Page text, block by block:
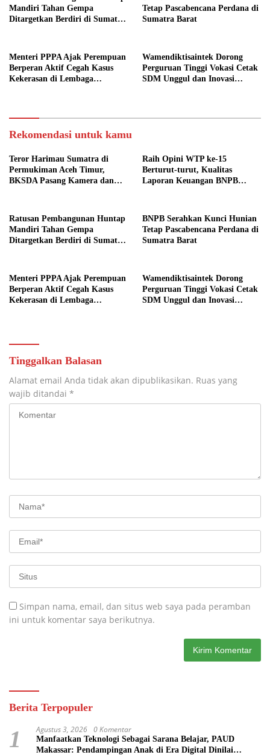
Mandiri Tahan Gempa
Ditargetkan Berdiri di Sumatra
Tetap Pascabencana Perdana di
Sumatra Barat
Menteri PPPA Ajak Perempuan
Berperan Aktif Cegah Kasus
Kekerasan di Lembaga
Wamendiktisaintek Dorong
Perguruan Tinggi Vokasi Cetak
SDM Unggul dan Inovasi
Rekomendasi untuk kamu
Teror Harimau Sumatra di
Permukiman Aceh Timur,
BKSDA Pasang Kamera dan
Raih Opini WTP ke-15
Berturut-turut, Kualitas
Laporan Keuangan BNPB
Ratusan Pembangunan Huntap
Mandiri Tahan Gempa
Ditargetkan Berdiri di Sumatra
BNPB Serahkan Kunci Hunian
Tetap Pascabencana Perdana di
Sumatra Barat
Menteri PPPA Ajak Perempuan
Berperan Aktif Cegah Kasus
Kekerasan di Lembaga
Wamendiktisaintek Dorong
Perguruan Tinggi Vokasi Cetak
SDM Unggul dan Inovasi
Tinggalkan Balasan
Alamat email Anda tidak akan dipublikasikan. Ruas yang
wajib ditandai *
Simpan nama, email, dan situs web saya pada peramban
ini untuk komentar saya berikutnya.
Berita Terpopuler
1 Agustus 3, 2026 0 Komentar
Manfaatkan Teknologi Sebagai Sarana Belajar, PAUD
Makassar: Pendampingan Anak di Era Digital Dinilai